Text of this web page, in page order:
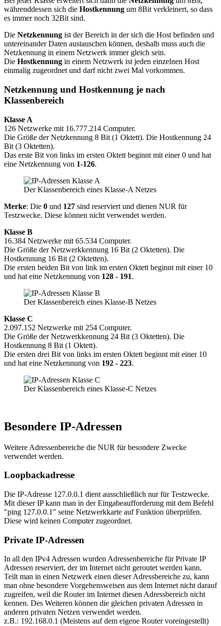
währenddessen sich die Hostkennung um 8Bit verkleinert, so dass
es immer noch 32Bit sind.
Die Netzkennung ist der Bereich in der sich die Host befinden und
untereinander Daten austauschen können, deshalb muss auch die
Netzkennung in einem Netzwerk immer gleich sein.
Die Hostkennung in einem Netzwerk ist jeden einzelnen Host
einmalig zugeordnet und darf nicht zwei Mal vorkommen.
Netzkennung und Hostkennung je nach
Klassenbereich
Klasse A
126 Netzwerke mit 16.777.214 Computer.
Die Größe der Netzkennung 8 Bit (1 Oktett). Die Hostkennung 24
Bit (3 Oktetten).
Das erste Bit von links im ersten Oktett beginnt mit einer 0 und hat
eine Netzkennung von 1-126.
Der Klassenbereich eines Klasse-A Netzes
Merke: Die 0 und 127 sind reserviert und dienen NUR für
Testzwecke. Diese können nicht verwendet werden.
Klasse B
16.384 Netzwerke mit 65.534 Computer.
Die Größe der Netzwerkkennung 16 Bit (2 Oktetten). Die
Hostkennung 16 Bit (2 Oktetten).
Die ersten beiden Bit von link im ersten Oktett beginnt mit einer 10
und hat eine Netzkennung von 128 - 191.
Der Klassenbereich eines Klasse-B Netzes
Klasse C
2.097.152 Netzwerke mit 254 Computer.
Die Größe der Netzwerkkennung 24 Bit (3 Oktetten). Die
Hostkennung 8 Bit (1 Oktett).
Die ersten drei Bit von links im ersten Oktett beginnt mit einer 10
und hat eine Netzkennung von 192 - 223.
Der Klassenbereich eines Klasse-C Netzes
Besondere IP-Adressen
Weitere Adressenbereiche die NUR für besondere Zwecke
verwendet werden.
Loopbackadresse
Die IP-Adresse 127.0.0.1 dient ausschließlich nur für Testzwecke.
Mit dieser IP kann man in der Eingabeaufforderung mit dem Befehl
"ping 127.0.0.1" seine Netzwerkkarte auf Funktion überprüfen.
Diese wird keinen Computer zugeordnet.
Private IP-Adressen
In all den IPv4 Adressen wurden Adressenbereiche für Private IP
Adressen reserviert, der im Internet nicht geroutet werden kann.
Teilt man in einen Netzwerk einen dieser Adressbereiche zu, kann
man ohne besondere Vorgehensweisen aus dem Internet nicht darauf
zugreifen, weil die Router im Internet diesen Adressbereich nicht
kennen. Des Weiteren können die gleichen privaten Adressen in
anderen privaten Netzen verwendet werden.
z.B.: 192.168.0.1 (Meistens auf dem eigene Router voreingestellt)